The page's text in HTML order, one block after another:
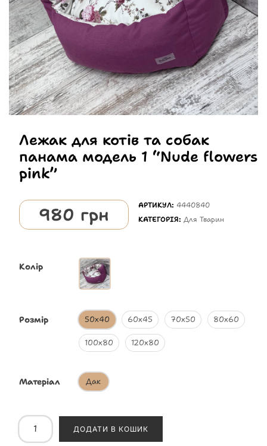
Лежак для котів та собак
панама модель 1 “Nude flowers
pink”
980 грн АРТИКУЛ: 4440840
КАТЕГОРІЯ:Для Тварин
Колір
Розмір 50х40 60х45 70х50 80х60
100х80 120х80
Матеріал Дак
ДОДАТИ В КОШИК